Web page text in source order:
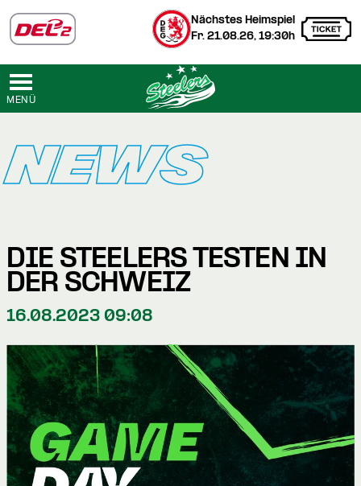
Nächstes Heimspiel
Fr. 21.08.26, 19:30h
MENÜ
NEWS
DIE STEELERS TESTEN IN
DER SCHWEIZ
16.08.2023 09:08